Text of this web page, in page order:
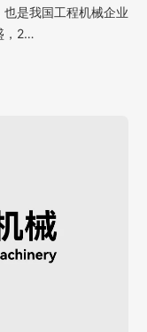
是我国工程机械企业
，2…